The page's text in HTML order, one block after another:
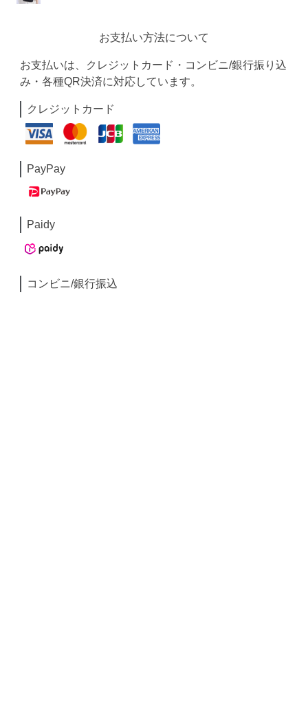
お支払い方法について
お支払いは、クレジットカード・コンビニ/銀行振り込
み・各種QR決済に対応しています。
クレジットカード
PayPay
Paidy
コンビニ/銀行振込